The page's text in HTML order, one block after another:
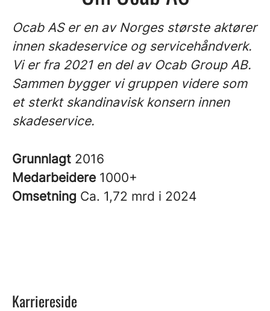
Ocab AS er en av Norges største aktører
innen skadeservice og servicehåndverk.
Vi er fra 2021 en del av Ocab Group AB.
Sammen bygger vi gruppen videre som
et sterkt skandinavisk konsern innen
skadeservice.
Grunnlagt 2016
Medarbeidere 1000+
Omsetning Ca. 1,72 mrd i 2024
Karriereside